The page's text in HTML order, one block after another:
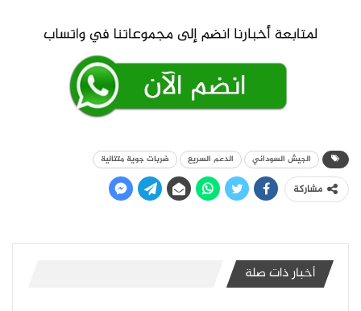
الجيش السوداني الدعم السريع ضربات جوية متتالية
مشاركة
أخبار ذات صلة